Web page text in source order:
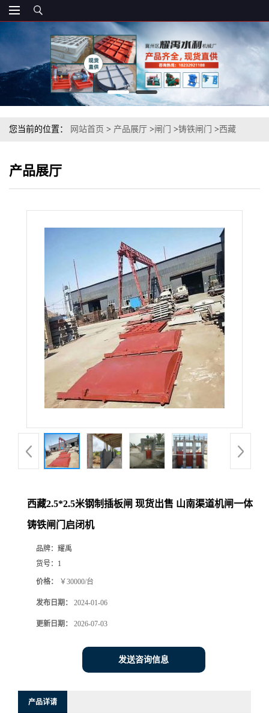
您当前的位置： 网站首页 > 产品展厅 >闸门 >铸铁闸门 >西藏
产品展厅
西藏2.5*2.5米钢制插板闸 现货出售 山南渠道机闸一体
铸铁闸门启闭机
品牌： 耀禹
货号： 1
价格： ￥30000/台
发布日期： 2024-01-06
更新日期： 2026-07-03
发送咨询信息
产品详请